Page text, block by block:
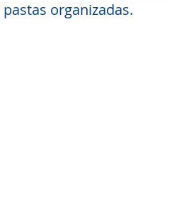
organizadas.